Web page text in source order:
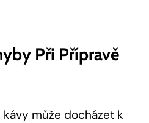
Při Přípravě
může docházet k